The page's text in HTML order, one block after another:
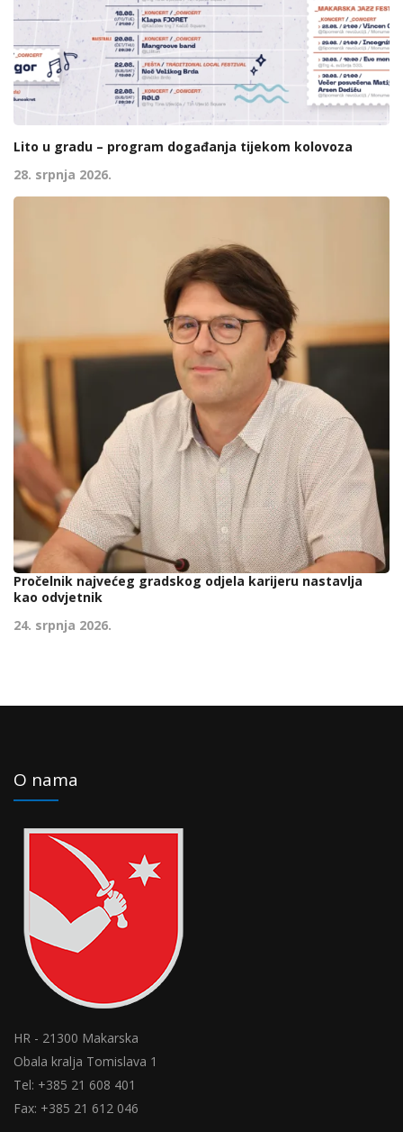
Lito u gradu – program događanja tijekom kolovoza
28. srpnja 2026.
Pročelnik najvećeg gradskog odjela karijeru nastavlja
kao odvjetnik
24. srpnja 2026.
O nama
HR - 21300 Makarska
Obala kralja Tomislava 1
Tel: +385 21 608 401
Fax: +385 21 612 046